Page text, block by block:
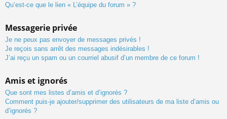
Qu’est-ce que le lien « L’équipe du forum » ?
Messagerie privée
Je ne peux pas envoyer de messages privés !
Je reçois sans arrêt des messages indésirables !
J’ai reçu un spam ou un courriel abusif d’un membre de ce forum !
Amis et ignorés
Que sont mes listes d’amis et d’ignorés ?
Comment puis-je ajouter/supprimer des utilisateurs de ma liste d’amis ou
d’ignorés ?